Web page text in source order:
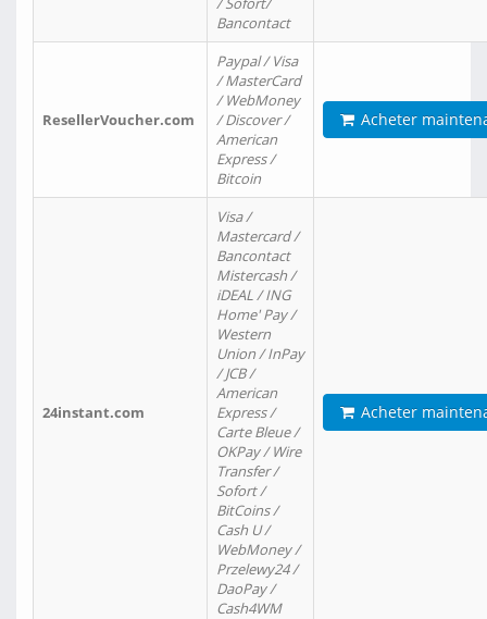
Bancontact
ResellerVoucher.com
Paypal / Visa
/ MasterCard
/ WebMoney
/ Discover /
American
Express /
Bitcoin
Acheter
24instant.com
Visa /
Mastercard /
Bancontact
Mistercash /
iDEAL / ING
Home' Pay /
Western
Union / InPay
/ JCB /
American
Express /
Carte Bleue /
OKPay / Wire
Transfer /
Sofort /
BitCoins /
Cash U /
WebMoney /
Przelewy24 /
DaoPay /
Cash4WM
Acheter